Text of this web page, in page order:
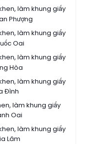
làm khung giấy
Phượng
làm khung giấy
Oai
làm khung giấy
Hòa
làm khung giấy
Đình
làm khung giấy
Oai
làm khung giấy
Lâm